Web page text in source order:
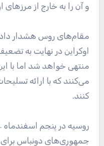
و آن را به خارج از مرزهای
مقام‌های روس هشدار
اوکراین در نهایت به
منتهی خواهد شد اما با
می‌کنند که با ارائه
کنند.
جمهوری‌های دونباس برای